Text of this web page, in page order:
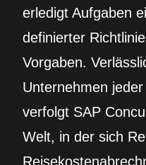
erledigt Aufgaben
definierter
Vorgaben.
Unternehmen
verfolgt SAP
Welt, in der sich